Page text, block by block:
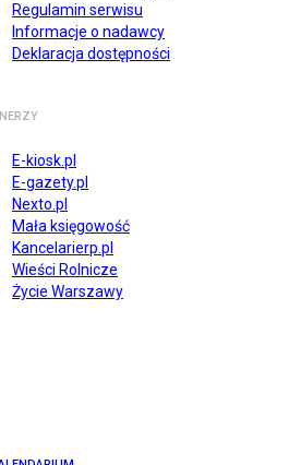
Regulamin serwisu
Informacje o nadawcy
Deklaracja dostępności
E-kiosk.pl
E-gazety.pl
Nexto.pl
Mała księgowość
Kancelarierp.pl
Wieści Rolnicze
Życie Warszawy